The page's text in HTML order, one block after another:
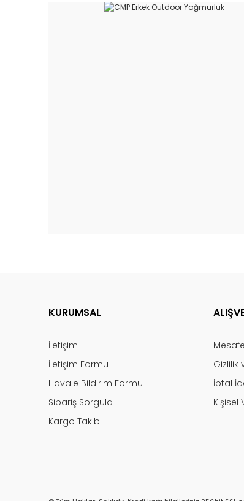
KURUMSAL
İletişim
İletişim Formu
Havale Bildirim Formu
Sipariş Sorgula
Kargo Takibi
Gizlilik
İptal
Kişisel